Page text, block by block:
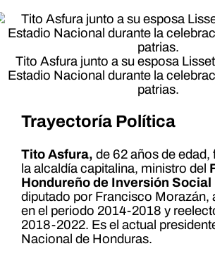
Tito Asfura junto a su esposa
Estadio Nacional durante la
patrias.
Trayectoría Política
Tito Asfura, de 62 años de edad,
la alcaldía capitalina, ministro del
Hondureño de Inversión Social
diputado por Francisco Morazán,
en el periodo 2014-2018 y
2018-2022. Es el actual
Nacional de Honduras.